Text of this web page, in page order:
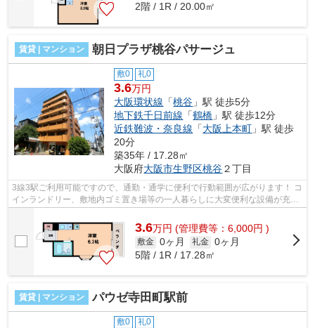
2階 / 1R / 20.00㎡
賃貸 | マンション 朝日プラザ桃谷パサージュ
敷0 礼0
3.6万円
大阪環状線 「桃谷 」駅 徒歩5分
地下鉄千日前線 「鶴橋 」駅 徒歩12分
近鉄難波・奈良線 「大阪上本町 」駅 徒歩
20分
築35年 / 17.28㎡
大阪府大阪市生野区桃谷２丁目
3線3駅ご利用可能ですので、通勤・通学に便利で行動範囲が広がります！ コ
インランドリー、敷地内ゴミ置き場等の一人暮らしに大変便利な設備が充実
しています！ ■□■□■□■□■□■□■□■□■□■...
3.6万円 (管理費等：6,000円 )
敷金 0ヶ月 礼金 0ヶ月
5階 / 1R / 17.28㎡
賃貸 | マンション パウゼ寺田町駅前
敷0 礼0